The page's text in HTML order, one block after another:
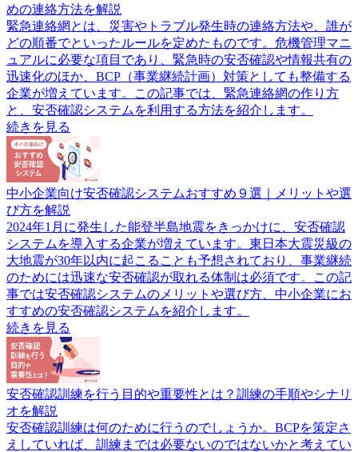
めの連絡方法を解説
緊急連絡網とは、災害やトラブル発生時の連絡方法や、誰が
どの順番でといったルールを定めたものです。危機管理マニ
ュアルに必要な項目であり、緊急時の安否確認や情報共有の
迅速化のほか、BCP（事業継続計画）対策としても整備する
企業が増えています。この記事では、緊急連絡網の作り方
と、安否確認システムを利用する方法を紹介します。
続きを見る
中小企業向け安否確認システムおすすめ９選｜メリットや選
び方を解説
2024年1月に発生した能登半島地震をきっかけに、安否確認
システムを導入する企業が増えています。東日本大震災級の
大地震が30年以内に起こることも予想されており、事業継続
のためには迅速な安否確認が取れる体制は必須です。この記
事では安否確認システムのメリットや選び方、中小企業にお
すすめの安否確認システムを紹介します。
続きを見る
安否確認訓練を行う目的や重要性とは？訓練の手順やシナリ
オを解説
安否確認訓練は何のために行うのでしょうか。BCPを策定さ
えしていれば、訓練までは必要ないのではないかと考えてい